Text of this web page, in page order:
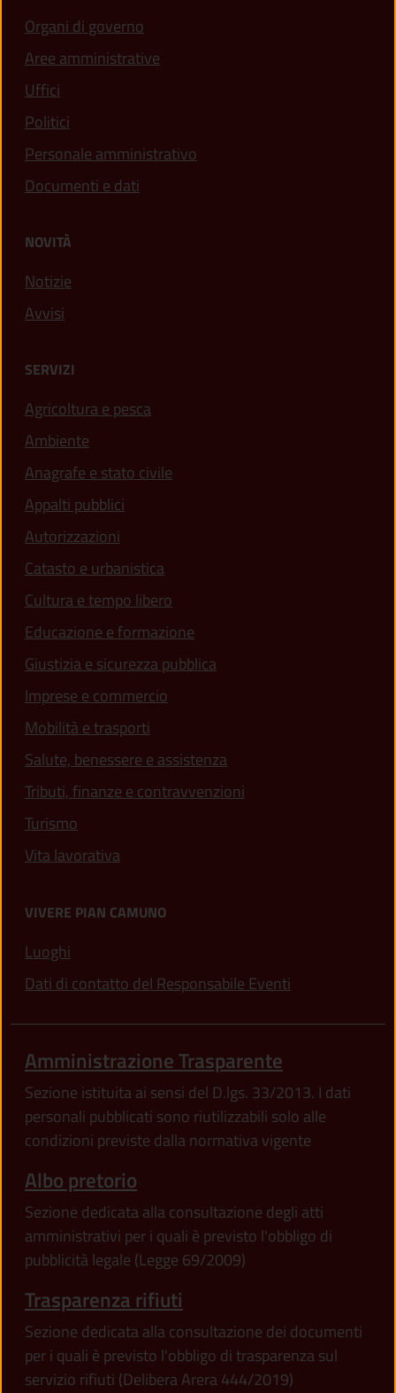
Organi di governo
Aree amministrative
Uffici
Politici
Personale amministrativo
Documenti e dati
NOVITÀ
Notizie
Avvisi
SERVIZI
Agricoltura e pesca
Ambiente
Anagrafe e stato civile
Appalti pubblici
Autorizzazioni
Catasto e urbanistica
Cultura e tempo libero
Educazione e formazione
Giustizia e sicurezza pubblica
Imprese e commercio
Mobilità e trasporti
Salute, benessere e assistenza
Tributi, finanze e contravvenzioni
Turismo
Vita lavorativa
VIVERE PIAN CAMUNO
Luoghi
Dati di contatto del Responsabile Eventi
Amministrazione Trasparente
Sezione istituita ai sensi del D.lgs. 33/2013. I dati
personali pubblicati sono riutilizzabili solo alle
condizioni previste dalla normativa vigente
Albo pretorio
Sezione dedicata alla consultazione degli atti
amministrativi per i quali è previsto l'obbligo di
pubblicità legale (Legge 69/2009)
Trasparenza rifiuti
Sezione dedicata alla consultazione dei documenti
per i quali è previsto l'obbligo di trasparenza sul
servizio rifiuti (Delibera Arera 444/2019)